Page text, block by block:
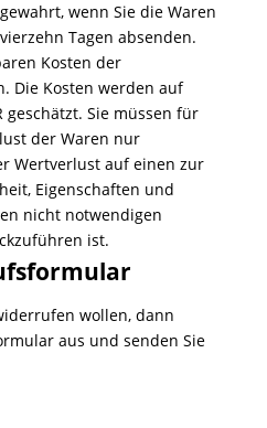
wenn Sie die Waren
Tagen absenden.
Kosten der
Die Kosten werden auf
geschätzt. Sie müssen für
der Waren nur
Wertverlust auf einen zur
Eigenschaften und
nicht notwendigen
ist.
wollen, dann
aus und senden Sie